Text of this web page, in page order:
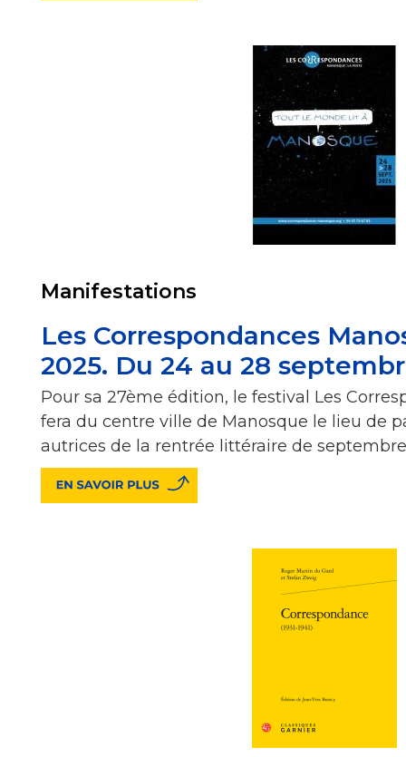
Manifestations
Les Correspondances
2025. Du 24 au 28
Pour sa 27ème édition, le festival Les
fera du centre ville de Manosque le lieu de
autrices de la rentrée littéraire de